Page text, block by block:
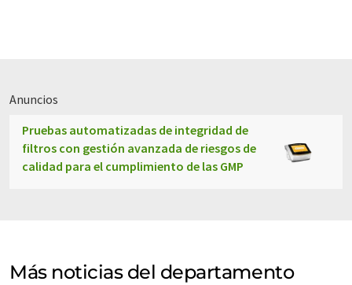
Anuncios
Pruebas automatizadas de integridad de
filtros con gestión avanzada de riesgos de
calidad para el cumplimiento de las GMP
Más noticias del departamento